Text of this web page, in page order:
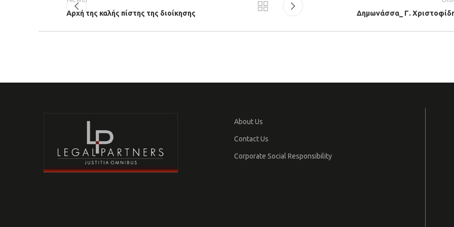
Αρχή της καλής πίστης της διοίκησης
Δημωνάσσα_ Γ.
About Us
Contact Us
Corporate Social Responsibility